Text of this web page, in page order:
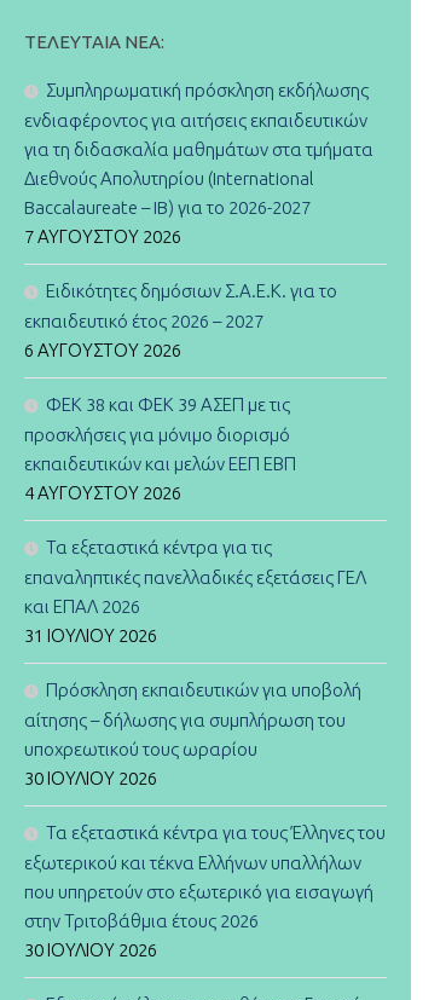
ΤΕΛΕΥΤΑΊΑ ΝΈΑ:
Συμπληρωματική πρόσκληση εκδήλωσης
ενδιαφέροντος για αιτήσεις εκπαιδευτικών
για τη διδασκαλία μαθημάτων στα τμήματα
Διεθνούς Απολυτηρίου (International
Baccalaureate – IB) για το 2026-2027
7 ΑΥΓΟΎΣΤΟΥ 2026
Ειδικότητες δημόσιων Σ.Α.Ε.Κ. για το
εκπαιδευτικό έτος 2026 – 2027
6 ΑΥΓΟΎΣΤΟΥ 2026
ΦΕΚ 38 και ΦΕΚ 39 ΑΣΕΠ με τις
προσκλήσεις για μόνιμο διορισμό
εκπαιδευτικών και μελών ΕΕΠ ΕΒΠ
4 ΑΥΓΟΎΣΤΟΥ 2026
Τα εξεταστικά κέντρα για τις
επαναληπτικές πανελλαδικές εξετάσεις ΓΕΛ
και ΕΠΑΛ 2026
31 ΙΟΥΛΊΟΥ 2026
Πρόσκληση εκπαιδευτικών για υποβολή
αίτησης – δήλωσης για συμπλήρωση του
υποχρεωτικού τους ωραρίου
30 ΙΟΥΛΊΟΥ 2026
Τα εξεταστικά κέντρα για τους Έλληνες του
εξωτερικού και τέκνα Ελλήνων υπαλλήλων
που υπηρετούν στο εξωτερικό για εισαγωγή
στην Τριτοβάθμια έτους 2026
30 ΙΟΥΛΊΟΥ 2026